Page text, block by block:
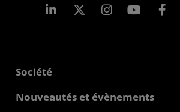
LinkedIn Instagram
Société
À propos d'AMD
Nouveautés et évènements